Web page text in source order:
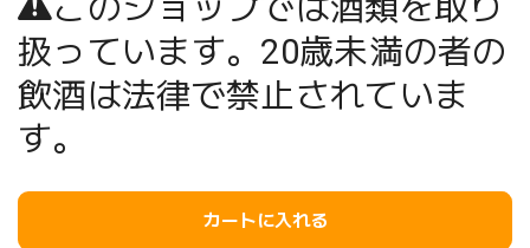
このショップでは酒類を取り
扱っています。20歳未満の者の
飲酒は法律で禁止されていま
す。
カートに入れる